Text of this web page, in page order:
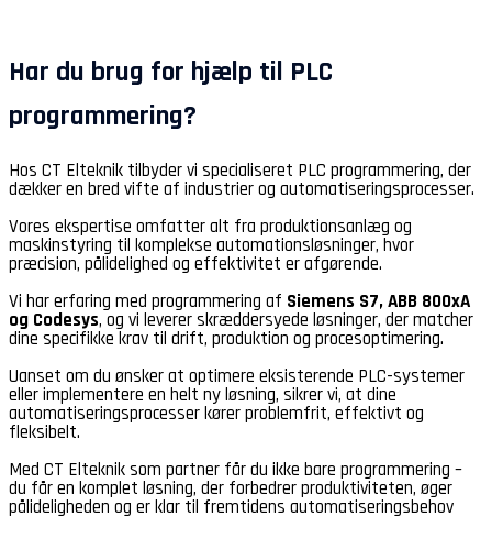
Har du brug for hjælp til PLC
programmering?
Hos CT Elteknik tilbyder vi specialiseret PLC programmering, der
dækker en bred vifte af industrier og automatiseringsprocesser.
Vores ekspertise omfatter alt fra produktionsanlæg og
maskinstyring til komplekse automationsløsninger, hvor
præcision, pålidelighed og effektivitet er afgørende.
Vi har erfaring med programmering af Siemens S7, ABB 800xA
og Codesys, og vi leverer skræddersyede løsninger, der matcher
dine specifikke krav til drift, produktion og procesoptimering.
Uanset om du ønsker at optimere eksisterende PLC-systemer
eller implementere en helt ny løsning, sikrer vi, at dine
automatiseringsprocesser kører problemfrit, effektivt og
fleksibelt.
Med CT Elteknik som partner får du ikke bare programmering –
du får en komplet løsning, der forbedrer produktiviteten, øger
pålideligheden og er klar til fremtidens automatiseringsbehov